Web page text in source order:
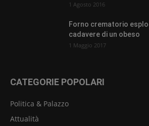
1 Agosto 2016
Forno crematorio
cadavere di un obeso
1 Maggio 2017
CATEGORIE POPOLARI
Politica & Palazzo
Attualità